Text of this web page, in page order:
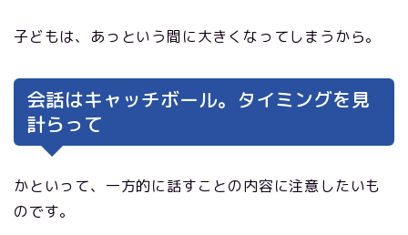
子どもは、あっという間に大きくなってしまうから。
会話はキャッチボール。タイミングを見
計らって
かといって、一方的に話すことの内容に注意したいも
のです。